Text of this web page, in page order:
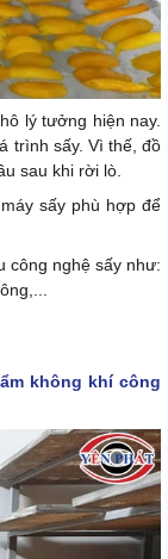
lý tưởng hiện nay.
trình sấy. Vì thế, đồ
sau khi rời lò.
sấy phù hợp để
công nghệ sấy như:
không khí công